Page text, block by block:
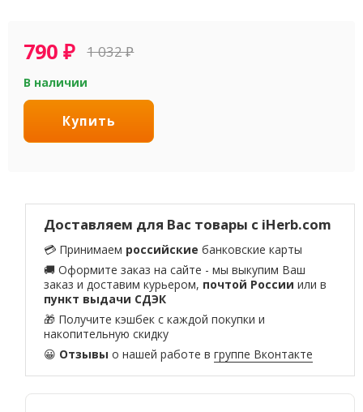
790₽ 1 032₽
В наличии
Купить
Доставляем для Вас товары с iHerb.com
💳 Принимаем российские банковские карты
🚚 Оформите заказ на сайте - мы выкупим Ваш
заказ и доставим курьером, почтой России или в
пункт выдачи СДЭК
🎁 Получите кэшбек с каждой покупки и
накопительную скидку
😀 Отзывы о нашей работе вгруппе Вконтакте